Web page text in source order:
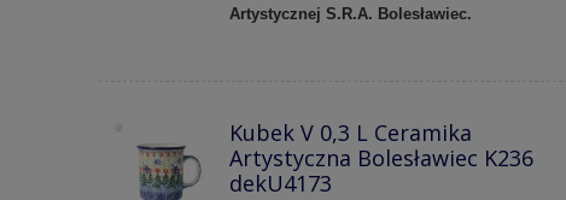
Artystycznej S.R.A. Bolesławiec.
Kubek V 0,3 L Ceramika
Artystyczna Bolesławiec K236
dekU4173